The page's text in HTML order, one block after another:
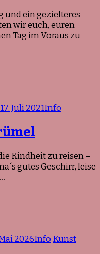
und ein gezielteres
wir euch, euren
Tag im Voraus zu
17. Juli 2021Info
Kindheit zu reisen –
gutes Geschirr, leise
2026Info Kunst